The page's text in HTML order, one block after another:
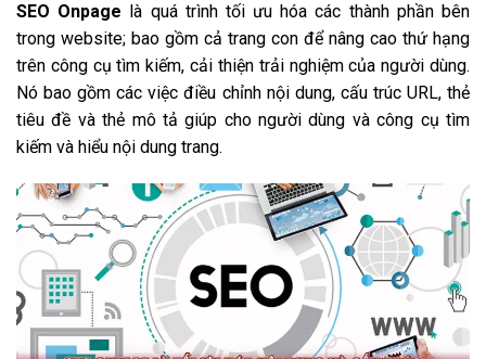
SEO Onpage là quá trình tối ưu hóa các thành phần bên
trong website; bao gồm cả trang con để nâng cao thứ hạng
trên công cụ tìm kiếm, cải thiện trải nghiệm của người dùng.
Nó bao gồm các việc điều chỉnh nội dung, cấu trúc URL, thẻ
tiêu đề và thẻ mô tả giúp cho người dùng và công cụ tìm
kiếm và hiểu nội dung trang.